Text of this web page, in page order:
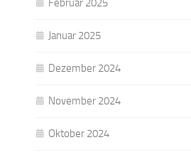
Februar 2025
Januar 2025
Dezember 2024
November 2024
Oktober 2024